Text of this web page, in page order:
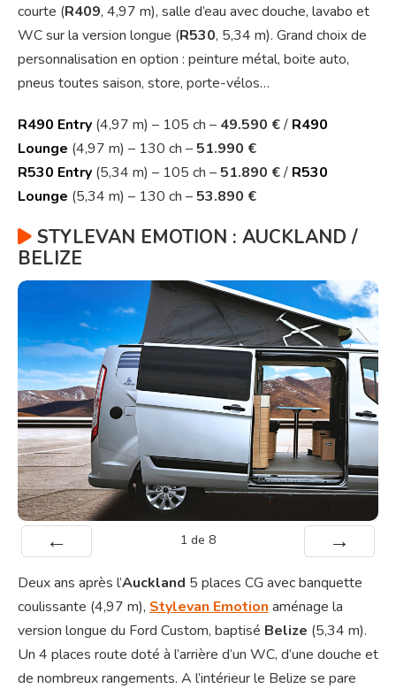
courte (R409, 4,97 m), salle d’eau avec douche, lavabo et
WC sur la version longue (R530, 5,34 m). Grand choix de
personnalisation en option : peinture métal, boite auto,
pneus toutes saison, store, porte-vélos…
R490 Entry (4,97 m) – 105 ch – 49.590 €/ R490
Lounge (4,97 m) – 130 ch – 51.990 €
R530 Entry (5,34 m) – 105 ch – 51.890 €/ R530
Lounge (5,34 m) – 130 ch – 53.890 €
STYLEVAN EMOTION : AUCKLAND /
BELIZE
1 de 8
Deux ans après l’Auckland 5 places CG avec banquette
coulissante (4,97 m), Stylevan Emotion aménage la
version longue du Ford Custom, baptisé Belize (5,34 m).
Un 4 places route doté à l’arrière d’un WC, d’une douche et
de nombreux rangements. A l’intérieur le Belize se pare